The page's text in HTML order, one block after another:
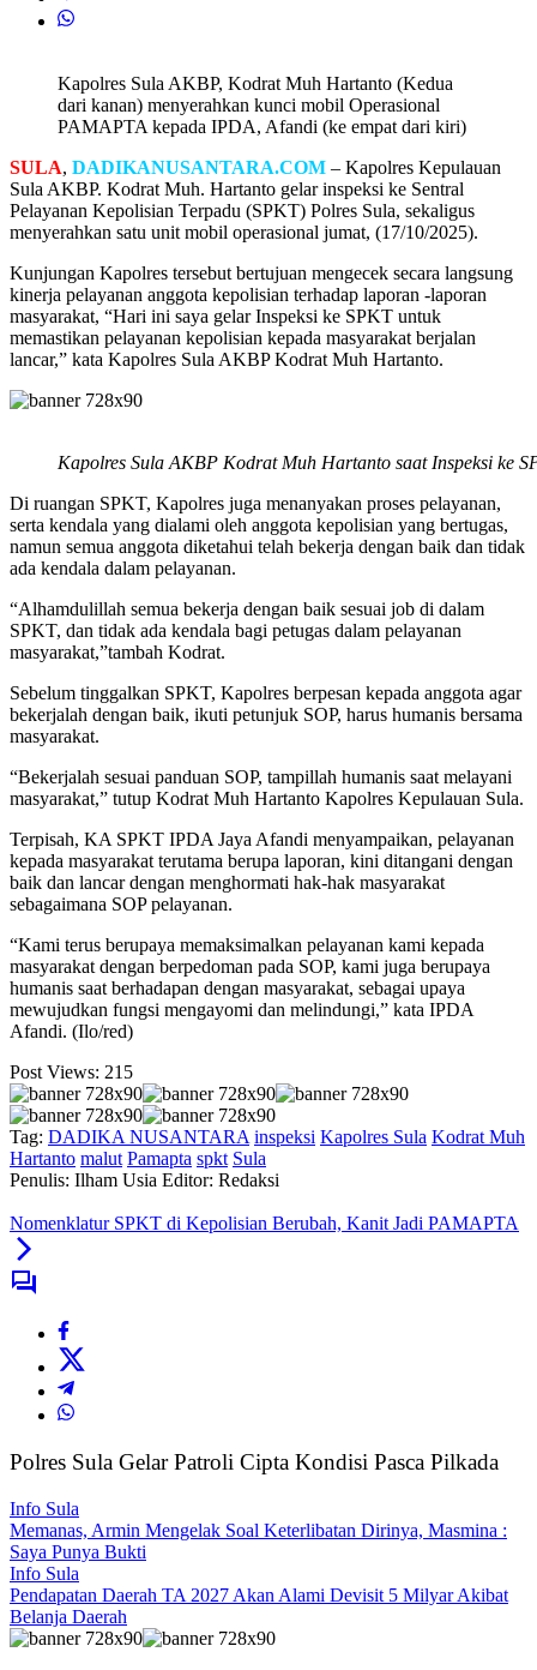
Kapolres Sula AKBP, Kodrat Muh Hartanto (Kedua
dari kanan) menyerahkan kunci mobil Operasional
PAMAPTA kepada IPDA, Afandi (ke empat dari kiri)
SULA, DADIKANUSANTARA.COM – Kapolres Kepulauan
Sula AKBP. Kodrat Muh. Hartanto gelar inspeksi ke Sentral
Pelayanan Kepolisian Terpadu (SPKT) Polres Sula, sekaligus
menyerahkan satu unit mobil operasional jumat, (17/10/2025).
Kunjungan Kapolres tersebut bertujuan mengecek secara langsung
kinerja pelayanan anggota kepolisian terhadap laporan -laporan
masyarakat, “Hari ini saya gelar Inspeksi ke SPKT untuk
memastikan pelayanan kepolisian kepada masyarakat berjalan
lancar,” kata Kapolres Sula AKBP Kodrat Muh Hartanto.
Kapolres Sula AKBP Kodrat Muh Hartanto saat Inspeksi ke
Di ruangan SPKT, Kapolres juga menanyakan proses pelayanan,
serta kendala yang dialami oleh anggota kepolisian yang bertugas,
namun semua anggota diketahui telah bekerja dengan baik dan tidak
ada kendala dalam pelayanan.
“Alhamdulillah semua bekerja dengan baik sesuai job di dalam
SPKT, dan tidak ada kendala bagi petugas dalam pelayanan
masyarakat,”tambah Kodrat.
Sebelum tinggalkan SPKT, Kapolres berpesan kepada anggota agar
bekerjalah dengan baik, ikuti petunjuk SOP, harus humanis bersama
masyarakat.
“Bekerjalah sesuai panduan SOP, tampillah humanis saat melayani
masyarakat,” tutup Kodrat Muh Hartanto Kapolres Kepulauan Sula.
Terpisah, KA SPKT IPDA Jaya Afandi menyampaikan, pelayanan
kepada masyarakat terutama berupa laporan, kini ditangani dengan
baik dan lancar dengan menghormati hak-hak masyarakat
sebagaimana SOP pelayanan.
“Kami terus berupaya memaksimalkan pelayanan kami kepada
masyarakat dengan berpedoman pada SOP, kami juga berupaya
humanis saat berhadapan dengan masyarakat, sebagai upaya
mewujudkan fungsi mengayomi dan melindungi,” kata IPDA
Afandi. (Ilo/red)
Post Views: 215
Tag: DADIKA NUSANTARA inspeksi Kapolres Sula Kodrat Muh
Hartanto malut Pamapta spkt Sula
Penulis: Ilham Usia Editor: Redaksi
Nomenklatur SPKT di Kepolisian Berubah, Kanit Jadi PAMAPTA
Polres Sula Gelar Patroli Cipta Kondisi Pasca Pilkada
Info Sula
Memanas, Armin Mengelak Soal Keterlibatan Dirinya, Masmina :
Saya Punya Bukti
Info Sula
Pendapatan Daerah TA 2027 Akan Alami Devisit 5 Milyar Akibat
Belanja Daerah